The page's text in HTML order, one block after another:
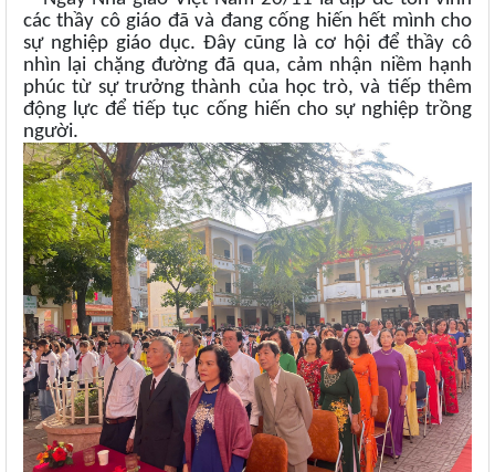
các thầy cô giáo đã và đang cống hiến hết mình cho
sự nghiệp giáo dục. Đây cũng là cơ hội để thầy cô
nhìn lại chặng đường đã qua, cảm nhận niềm hạnh
phúc từ sự trưởng thành của học trò, và tiếp thêm
động lực để tiếp tục cống hiến cho sự nghiệp trồng
người.